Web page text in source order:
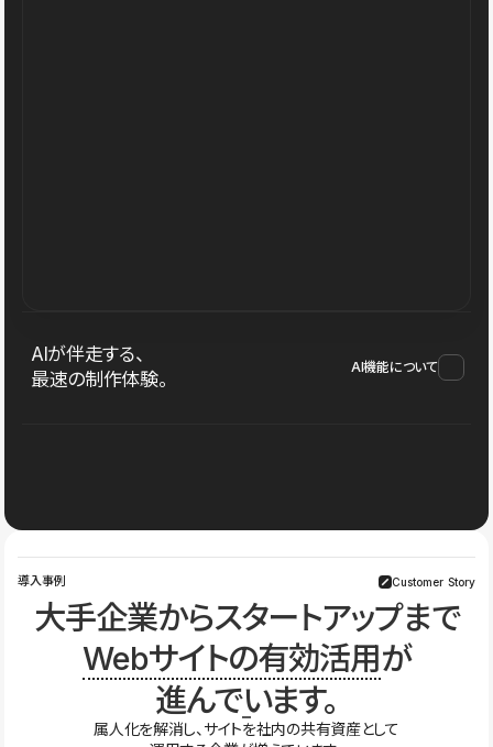
AIが伴走する、
最速の制作体験。
AI機能について
導入事例 Customer Story
大手企業からスタートアップまで
Webサイトの有効活用が
進んでいます。
属人化を解消し、サイトを社内の共有資産として